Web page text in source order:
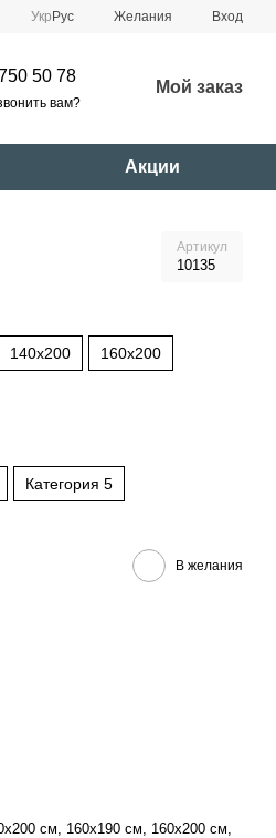
Укр Рус Желания Вход
50 78
вам?
Мой заказ
Акции
Артикул
10135
140x200 160x200
Категория 5
В желания
см, 160х190 см, 160х200 см,